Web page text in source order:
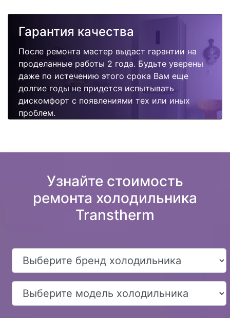
Гарантия качества
После ремонта мастер выдаст гарантии на
проделанные работы 2 года. Будьте уверены
даже по истечению этого срока Вам еще
долгие годы не придется испытывать
дискомфорт с появлениями тех или иных
проблем.
Узнайте стоимость
ремонта холодильника
Transtherm